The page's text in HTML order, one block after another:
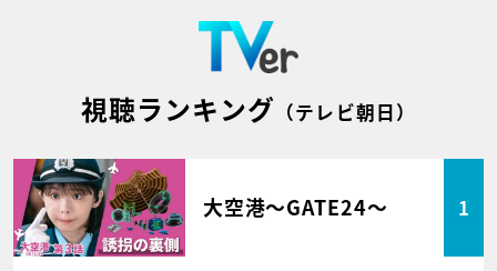
視聴ランキング （テレビ朝日）
大空港～GATE24～ 1